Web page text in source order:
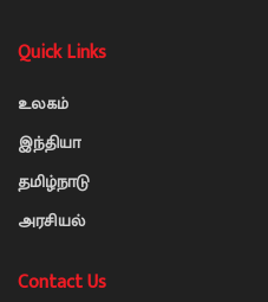
Quick Links
உலகம்
இந்தியா
தமிழ்நாடு
அரசியல்
Contact Us